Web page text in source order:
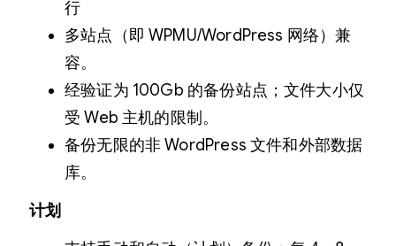
行
多站点（即 WPMU/WordPress 网络）兼
容。
经验证为 100Gb 的备份站点；文件大小仅
受 Web 主机的限制。
备份无限的非 WordPress 文件和外部数据
库。
计划